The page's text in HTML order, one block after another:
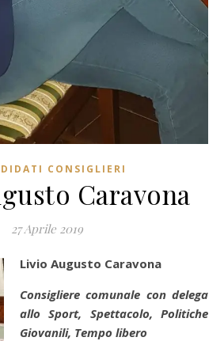
CONSIGLIERI
Caravona
27 Aprile 2019
Livio Augusto Caravona
Consigliere comunale con delega
allo Sport, Spettacolo, Politiche
Giovanili, Tempo libero